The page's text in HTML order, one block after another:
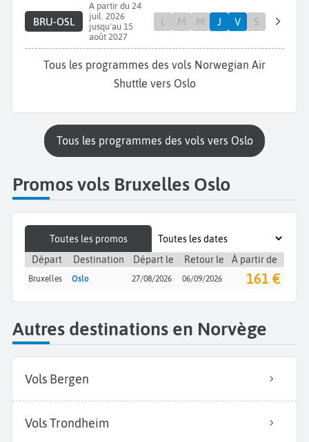
BRU-OSL
A partir du 24
juil. 2026
jusqu'au 15
août 2027
L M M J V S
Tous les programmes des vols Norwegian Air
Shuttle vers Oslo
Tous les programmes des vols vers Oslo
Promos vols Bruxelles Oslo
Toutes les promos
Départ
Destination Départ le Retour le À partir de
Bruxelles Oslo 27/08/2026 06/09/2026 161 €
Autres destinations en Norvège
Vols Bergen
Vols Trondheim